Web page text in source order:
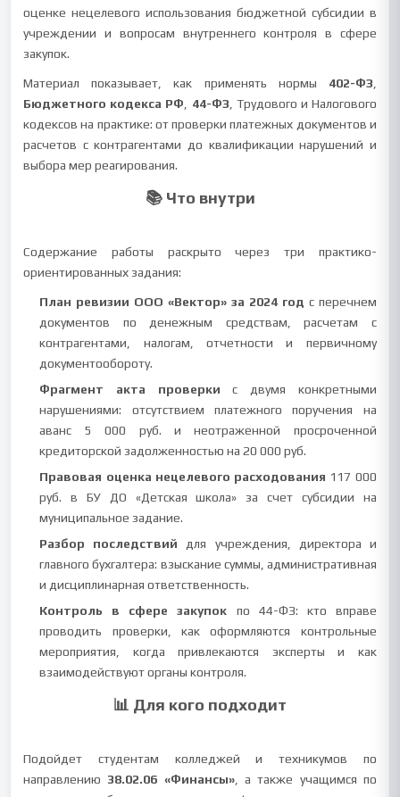
оценке нецелевого использования бюджетной субсидии в
учреждении и вопросам внутреннего контроля в сфере
закупок.
Материал показывает, как применять нормы 402-ФЗ
Бюджетного кодекса РФ
44-ФЗ , Трудового и Налогового
кодексов на практике: от проверки платежных документов и
расчетов с контрагентами до квалификации нарушений и
выбора мер реагирования.
📚 Что внутри
Содержание работы раскрыто через три практико-
ориентированных задания:
План ревизии ООО «Вектор» за 2024 год с перечнем
документов по денежным средствам, расчетам с
контрагентами, налогам, отчетности и первичному
документообороту.
Фрагмент акта проверки с двумя конкретными
нарушениями: отсутствием платежного поручения на
аванс 5 000 руб. и неотраженной просроченной
кредиторской задолженностью на 20 000 руб.
Правовая оценка нецелевого расходования 117 000
руб. в БУ ДО «Детская школа» за счет субсидии на
муниципальное задание.
Разбор последствий для учреждения, директора и
главного бухгалтера: взыскание суммы, административная
и дисциплинарная ответственность.
Контроль в сфере закупок по 44-ФЗ: кто вправе
проводить проверки, как оформляются контрольные
мероприятия, когда привлекаются эксперты и как
взаимодействуют органы контроля.
📊 Для кого подходит
Подойдет студентам колледжей и техникумов по
направлению 38.02.06 «Финансы», а также учащимся по